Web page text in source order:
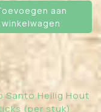
aan
winkelwagen